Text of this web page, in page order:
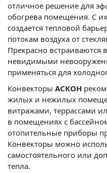
отличное решение для
обогрева помещения. С
создается тепловой
потокам воздуха от
Прекрасно встраиваются
невидимыми
применяться для
Конвекторы АСКОН
жилых и нежилых
витражами, террассами
в помещениях с
отопительные приборы
Конвекторы можно
самостоятельного или
тепла.